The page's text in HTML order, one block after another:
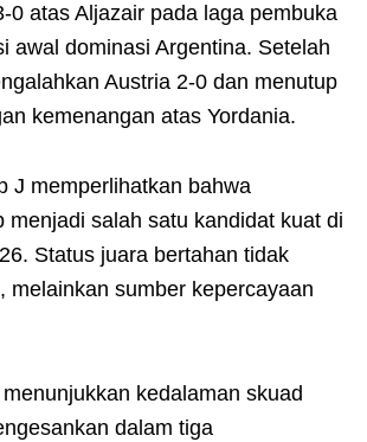
0 atas Aljazair pada laga pembuka
awal dominasi Argentina. Setelah
Austria 2-0 dan menutup
kemenangan atas Yordania.
J memperlihatkan bahwa
menjadi salah satu kandidat kuat di
Status juara bertahan tidak
melainkan sumber kepercayaan
kedalaman skuad
dalam tiga